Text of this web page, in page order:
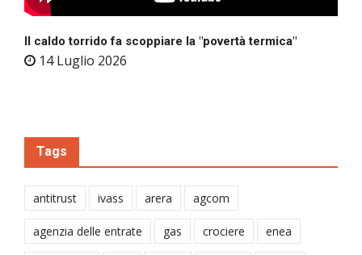
Il caldo torrido fa scoppiare la "povertà termica"
14 Luglio 2026
Tags
antitrust ivass arera agcom
agenzia delle entrate gas crociere enea